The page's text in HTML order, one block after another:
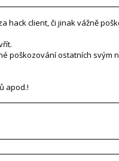
client, či jinak vážně
poškozování ostatních
apod.!